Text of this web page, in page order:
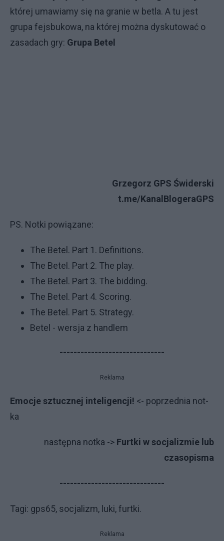
której umawiamy się na granie w betla. A tu jest
grupa fejsbukowa, na której można dyskutować o
zasadach gry: Grupa Betel
Grzegorz GPS Świderski
t.me/KanalBlogeraGPS
PS. Notki powiązane:
The Betel. Part 1. Definitions.
The Betel. Part 2. The play.
The Betel. Part 3. The bidding.
The Betel. Part 4. Scoring.
The Betel. Part 5. Strategy.
Betel - wersja z handlem
------------------------------
Reklama
Emocje sztucznej inteligencji! <- po­przed­nia not­
ka
na­stęp­na not­ka -> Furtki w socjalizmie lub
czasopisma
------------------------------
Ta­gi: gps65, socjalizm, luki, furtki.
Reklama